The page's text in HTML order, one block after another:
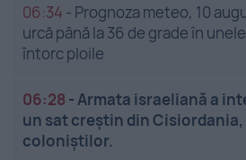
06:34 - Prognoza meteo, 10
urcă până la 36 de grade în
întorc ploile
06:28 -Armata israeliană a
un sat creștin din
coloniștilor.